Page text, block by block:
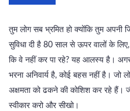
तुम लोग सब भ्रमित हो क्योंकि तुम अपनी
सुविधा दी है 80 साल से ऊपर वालों के
कि वे नहीं कर पा रहे? यह आलस्य है। अगर
भरना अनिवार्य है, कोई बहस नहीं है।
अक्षमता को ढकने की कोशिश कर रहे हैं।
स्वीकार करो और सीखो।